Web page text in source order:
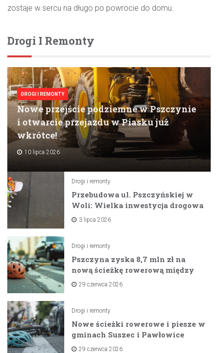
zostaje w sercu na długo po powrocie do domu.
Drogi I Remonty
DROGI I REMONTY
Nowe przejście podziemne w Pszczynie
i otwarcie przejazdu w Piasku już
wkrótce!
10 lipca 2026
Drogi i remonty
Przebudowa ul. Pszczyńskiej w
Woli: Wielka inwestycja drogowa
na horyzoncie
3 lipca 2026
Drogi i remonty
Pszczyna zyska 8,7 mln zł na
nową ścieżkę rowerową między
zaporami
29 czerwca 2026
Drogi i remonty
Nowe ścieżki rowerowe i piesze w
gminach Suszec i Pawłowice
dzięki unijnemu wsparciu
29 czerwca 2026